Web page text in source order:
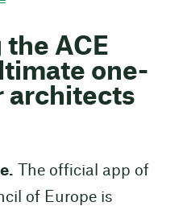
the ACE
one-
architects
The official app of
of Europe is